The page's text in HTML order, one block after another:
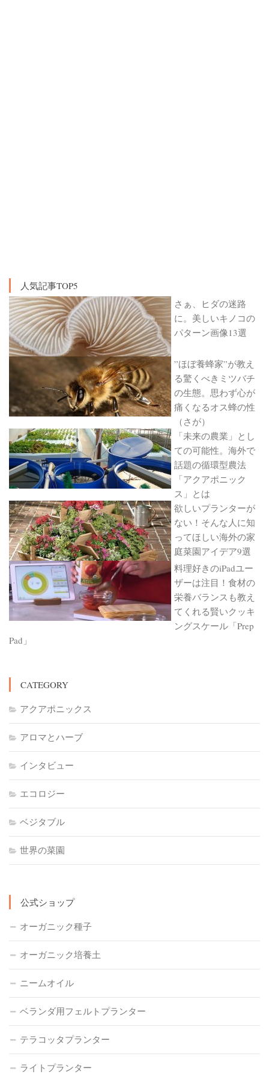
人気記事TOP5
さぁ、ヒダの迷路
に。美しいキノコの
パターン画像13選
”ほぼ養蜂家”が教え
る驚くべきミツバチ
の生態。思わず心が
痛くなるオス蜂の性
（さが）
「未来の農業」とし
ての可能性。海外で
話題の循環型農法
「アクアポニック
ス」とは
欲しいプランターが
ない！そんな人に知
ってほしい海外の家
庭菜園アイデア9選
料理好きのiPadユー
ザーは注目！食材の
栄養バランスも教え
てくれる賢いクッキ
ングスケール「Prep
Pad」
CATEGORY
アクアポニックス
アロマとハーブ
インタビュー
エコロジー
ベジタブル
世界の菜園
公式ショップ
オーガニック種子
オーガニック培養土
ニームオイル
ベランダ用フェルトプランター
テラコッタプランター
ライトプランター